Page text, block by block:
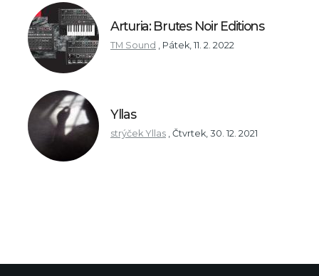
Arturia: Brutes Noir Editions
TM Sound , Pátek, 11. 2. 2022
Yllas
strýček Yllas , Čtvrtek, 30. 12. 2021